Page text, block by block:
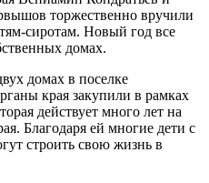
торжественно вручили
сиротам. Новый год все
домах.
домах в поселке
края закупили в рамках
действует много лет на
Благодаря ей многие дети с
строить свою жизнь в